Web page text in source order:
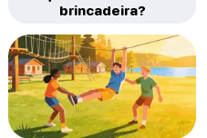
brincadeira?